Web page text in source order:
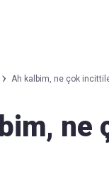
Ah kalbim, ne çok
ne